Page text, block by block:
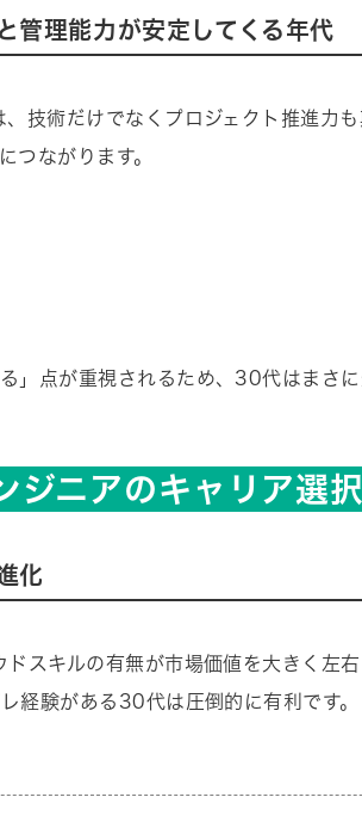
管理能力が安定してくる年代
技術だけでなくプロジェクト推進力も
つながります。
」点が重視されるため、30代はまさ
ジニアのキャリア選
化
スキルの有無が市場価値を大きく左右
経験がある30代は圧倒的に有利です。